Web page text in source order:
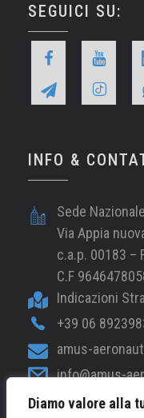
Diamo valore alla
SEGUICI SU:
INFO &
Sede
Via Appia
c.a.p. 00183 –
C.F
Indicazioni
+39 06
amus-
info@amus-
web@amus-